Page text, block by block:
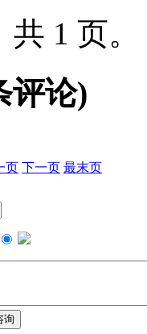
共 1 页。
评论)
页 下一页 最末页